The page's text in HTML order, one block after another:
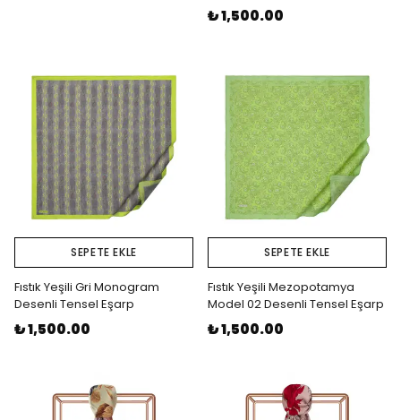
₺ 1,500.00
SEPETE EKLE
Fıstık Yeşili Gri Monogram
Desenli Tensel Eşarp
₺ 1,500.00
SEPETE EKLE
Fıstık Yeşili Mezopotamya
Model 02 Desenli Tensel Eşarp
₺ 1,500.00